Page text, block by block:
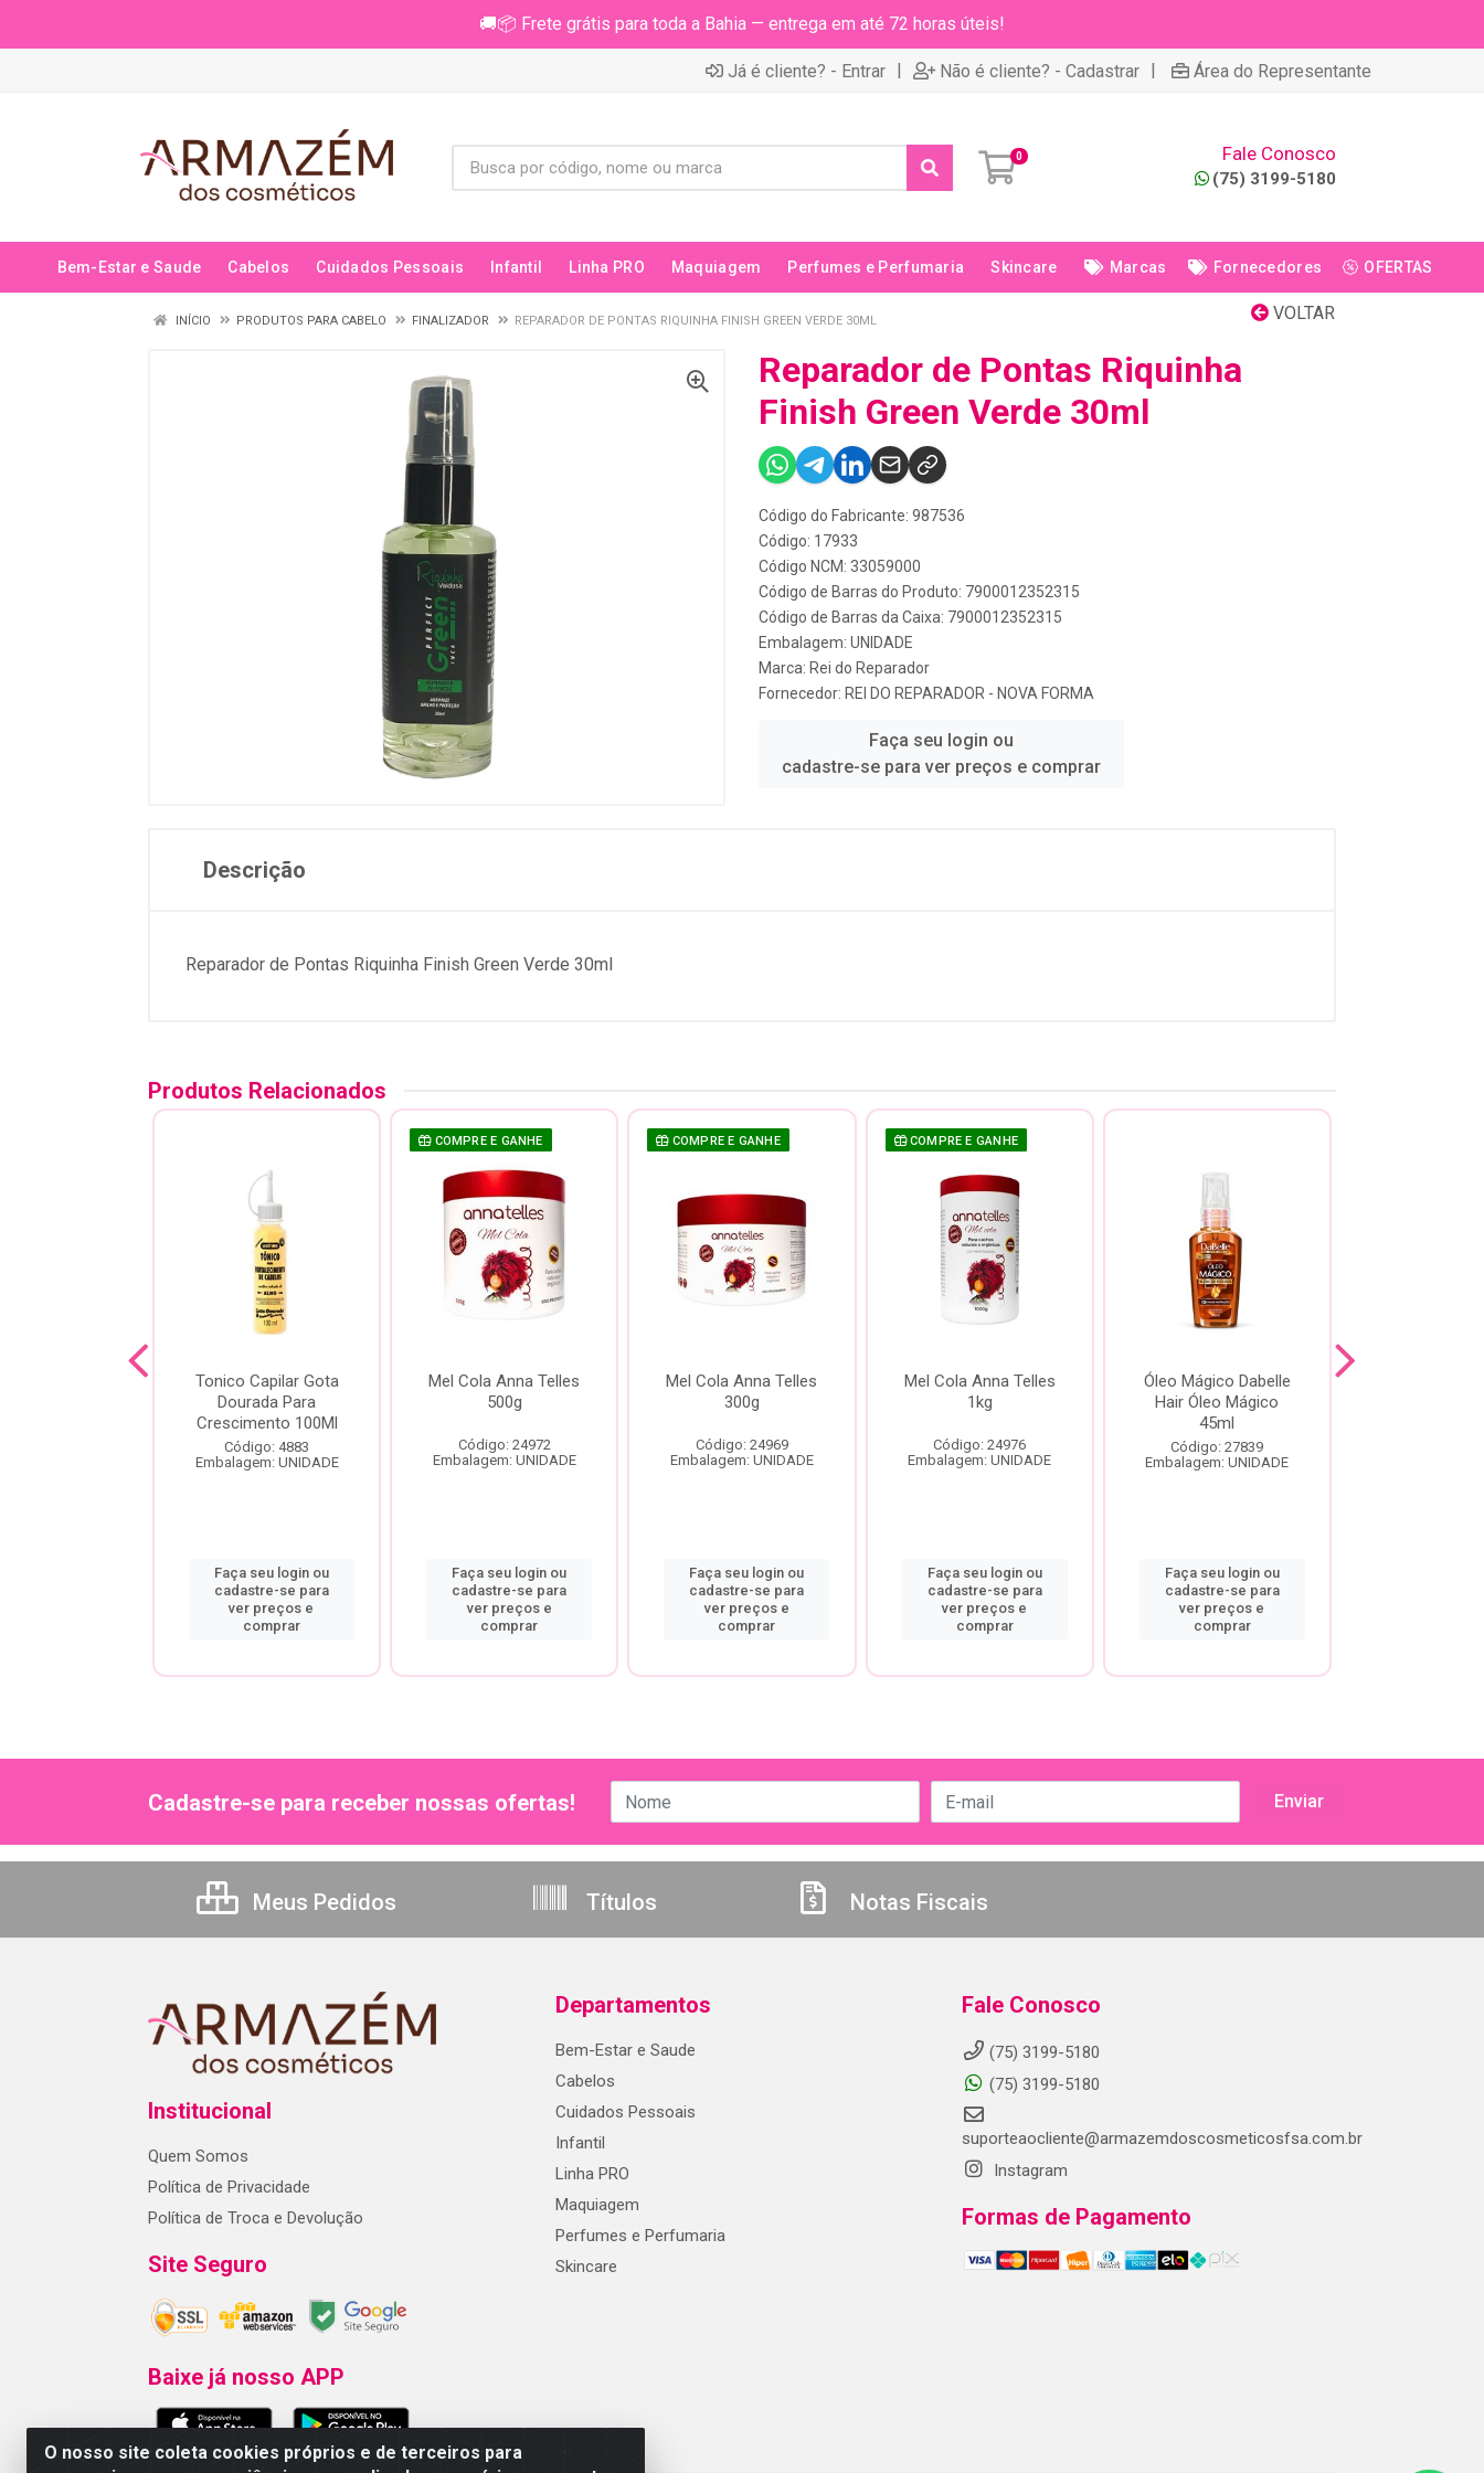
🚚📦 Frete grátis para toda a Bahia — entrega em até 72 horas úteis!
Já é cliente? - Entrar | Não é cliente? - Cadastrar | Área do Representante
0 Fale Conosco
(75) 3199-5180
Bem-Estar e Saude Cabelos Cuidados Pessoais Infantil Linha PRO Maquiagem Perfumes e Perfumaria Skincare Marcas Fornecedores OFERTAS
VOLTAR
INÍCIO PRODUTOS PARA CABELO FINALIZADOR REPARADOR DE PONTAS RIQUINHA FINISH GREEN VERDE 30ML
Reparador de Pontas Riquinha
Finish Green Verde 30ml
Código do Fabricante: 987536
Código: 17933
Código NCM: 33059000
Código de Barras do Produto: 7900012352315
Código de Barras da Caixa: 7900012352315
Embalagem: UNIDADE
Marca: Rei do Reparador
Fornecedor: REI DO REPARADOR - NOVA FORMA
Faça seu login ou
cadastre-se para ver preços e comprar
Descrição
Reparador de Pontas Riquinha Finish Green Verde 30ml
Produtos Relacionados
Tonico Capilar Gota
Dourada Para
Crescimento 100Ml
Código: 4883
Embalagem: UNIDADE
Faça seu login ou
cadastre-se para
ver preços e
comprar
COMPRE E GANHE
Mel Cola Anna Telles
500g
Código: 24972
Embalagem: UNIDADE
Faça seu login ou
cadastre-se para
ver preços e
comprar
COMPRE E GANHE
Mel Cola Anna Telles
300g
Código: 24969
Embalagem: UNIDADE
Faça seu login ou
cadastre-se para
ver preços e
comprar
COMPRE E GANHE
Mel Cola Anna Telles
1kg
Código: 24976
Embalagem: UNIDADE
Faça seu login ou
cadastre-se para
ver preços e
comprar
Óleo Mágico Dabelle
Hair Óleo Mágico
45ml
Código: 27839
Embalagem: UNIDADE
Faça seu login ou
cadastre-se para
ver preços e
comprar
O nosso site coleta cookies próprios e de terceiros para
Cadastre-se para receber nossas ofertas!
Meus Pedidos Títulos Notas Fiscais
Institucional
Quem Somos
Política de Privacidade
Política de Troca e Devolução
Site Seguro
Baixe já nosso APP
Departamentos
Bem-Estar e Saude
Cabelos
Cuidados Pessoais
Infantil
Linha PRO
Maquiagem
Perfumes e Perfumaria
Skincare
Fale Conosco
(75) 3199-5180
(75) 3199-5180
suporteaocliente@armazemdoscosmeticosfsa.com.br
Instagram
Formas de Pagamento